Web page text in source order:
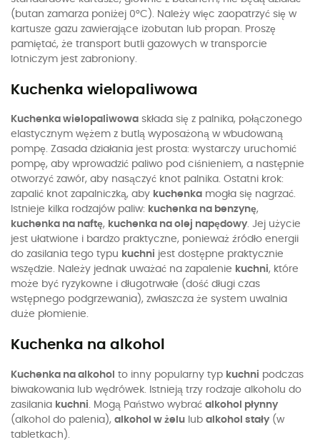
(butan zamarza poniżej 0°C). Należy więc zaopatrzyć się w
kartusze gazu zawierające izobutan lub propan. Proszę
pamiętać, że transport butli gazowych w transporcie
lotniczym jest zabroniony.
Kuchenka wielopaliwowa
Kuchenka wielopaliwowa składa się z palnika, połączonego
elastycznym wężem z butlą wyposażoną w wbudowaną
pompę. Zasada działania jest prosta: wystarczy uruchomić
pompę, aby wprowadzić paliwo pod ciśnieniem, a następnie
otworzyć zawór, aby nasączyć knot palnika. Ostatni krok:
zapalić knot zapalniczką, aby kuchenka mogła się nagrzać.
Istnieje kilka rodzajów paliw: kuchenka na benzynę,
kuchenka na naftę, kuchenka na olej napędowy. Jej użycie
jest ułatwione i bardzo praktyczne, ponieważ źródło energii
do zasilania tego typu kuchni jest dostępne praktycznie
wszędzie. Należy jednak uważać na zapalenie kuchni, które
może być ryzykowne i długotrwałe (dość długi czas
wstępnego podgrzewania), zwłaszcza że system uwalnia
duże płomienie.
Kuchenka na alkohol
Kuchenka na alkohol to inny popularny typ kuchni podczas
biwakowania lub wędrówek. Istnieją trzy rodzaje alkoholu do
zasilania kuchni . Mogą Państwo wybrać alkohol płynny
(alkohol do palenia), alkohol w żelu lub alkohol stały(w
tabletkach).